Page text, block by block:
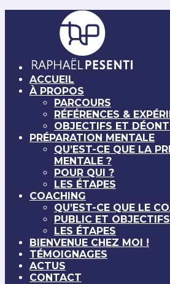
ACCUEIL
À PROPOS
PARCOURS
RÉFÉRENCES &
OBJECTIFS ET
PRÉPARATION MENTALE
QU’EST-CE QUE LA
MENTALE ?
POUR QUI ?
LES ÉTAPES
COACHING
QU’EST-CE QUE LE
PUBLIC ET OBJECTIFS
LES ÉTAPES
BIENVENUE CHEZ MOI !
TÉMOIGNAGES
ACTUS
CONTACT